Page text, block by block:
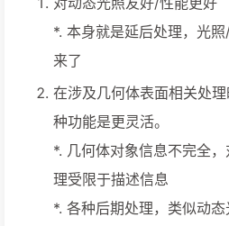
*. 本身就是延后处理，光
来了
在涉及几何体表面相关处
种功能是更灵活。
*. 几何体对象信息不完全
理受限于描述信息
*. 各种后期处理，类似动